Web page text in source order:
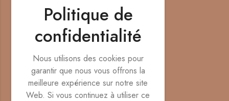
Contact : hello@novasana-creations.fr
Nos réseaux sociaux
Politique de
confidentialité
Nous utilisons des cookies pour
garantir que nous vous offrons la
meilleure expérience sur notre site
Web. Si vous continuez à utiliser ce